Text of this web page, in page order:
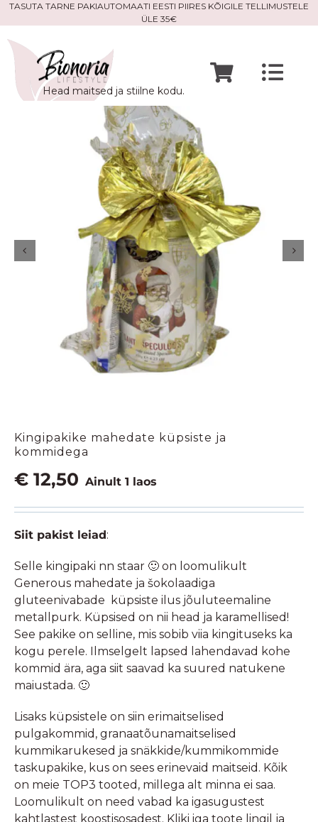
Skip
to
content
TASUTA TARNE PAKIAUTOMAATI EESTI PIIRES KÕIGILE TELLIMUSTELE
ÜLE 35€
Head maitsed ja stiilne kodu.
Kontakt
Kingipakike mahedate küpsiste ja
kommidega
€ 12,50 Ainult 1 laos
Siit pakist leiad:
Selle kingipaki nn staar 🙂 on loomulikult
Generous mahedate ja šokolaadiga
gluteenivabade küpsiste ilus jõuluteemaline
metallpurk. Küpsised on nii head ja karamellised!
See pakike on selline, mis sobib viia kingituseks ka
kogu perele. Ilmselgelt lapsed lahendavad kohe
kommid ära, aga siit saavad ka suured natukene
maiustada. 🙂
Lisaks küpsistele on siin erimaitselised
pulgakommid, granaatõunamaitselised
kummikarukesed ja snäkkide/kummikommide
taskupakike, kus on sees erinevaid maitseid. Kõik
on meie TOP3 tooted, millega alt minna ei saa.
Loomulikult on need vabad ka igasugustest
kahtlastest koostisosadest. Kliki iga toote lingil ja